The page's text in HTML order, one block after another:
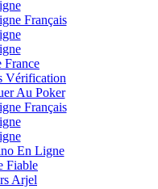
Français
France
Vérification
Au Poker
Français
En Ligne
Fiable
Arjel